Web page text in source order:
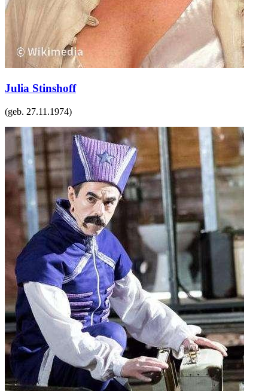
Julia Stinshoff
(geb. 27.11.1974)